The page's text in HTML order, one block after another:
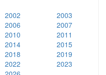
2002
2003
2006
2007
2010
2011
2014
2015
2018
2019
2022
2023